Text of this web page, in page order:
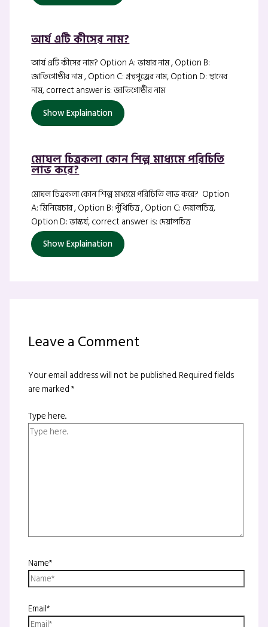
আর্য এটি কীসের নাম?
আর্য এটি কীসের নাম? Option A: ভাষার নাম , Option B:
জাতিগোষ্ঠীর নাম , Option C: গ্রন্থপুঞ্জের নাম, Option D: স্থানের
নাম, correct answer is: জাতিগোষ্ঠীর নাম
Show Explaination
মোঘল চিত্রকলা কোন শিল্প মাধ্যমে পরিচিতি
লাভ করে?
মোঘল চিত্রকলা কোন শিল্প মাধ্যমে পরিচিতি লাভ করে? Option
A: মিনিয়েচার , Option B: পুঁথিচিত্র , Option C: দেয়ালচিত্র,
Option D: ভাস্কর্য, correct answer is: দেয়ালচিত্র
Show Explaination
Leave a Comment
Your email address will not be published.Required fields
are marked*
Type here..
Name*
Email*